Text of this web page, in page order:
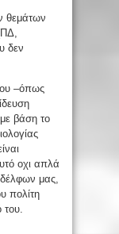
θεμάτων
δεν
–όπως
βάση το
οχι απλά
μας,
πολίτη
του.